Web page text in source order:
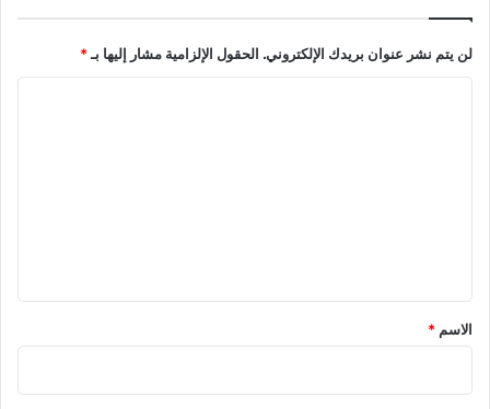
لن يتم نشر عنوان بريدك الإلكتروني. الحقول الإلزامية مشار إليها بـ*
*
الاسم *